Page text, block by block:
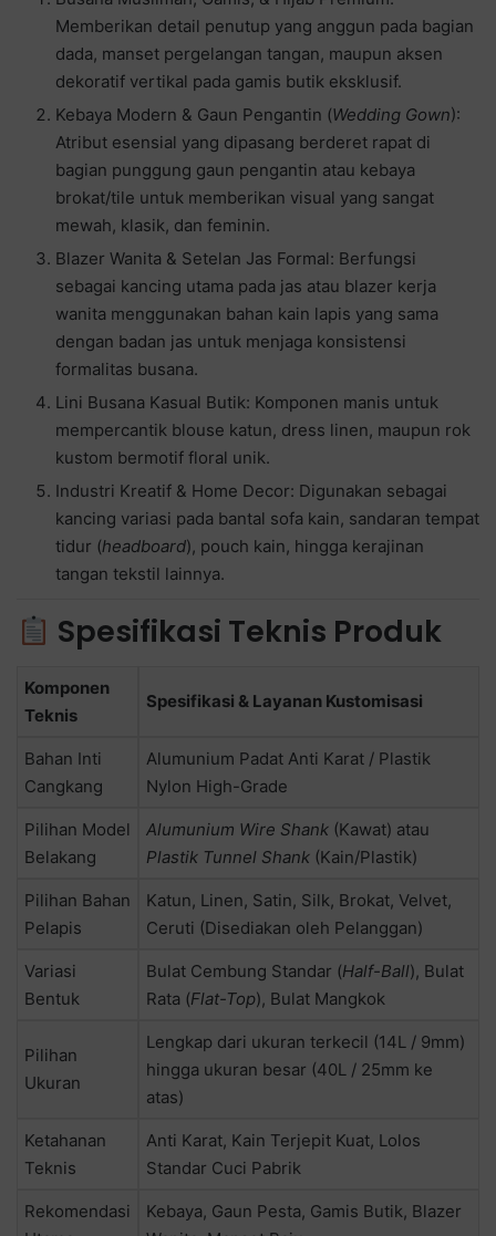
Memberikan detail penutup yang anggun pada bagian
dada, manset pergelangan tangan, maupun aksen
dekoratif vertikal pada gamis butik eksklusif.
Kebaya Modern & Gaun Pengantin (Wedding Gown):
Atribut esensial yang dipasang berderet rapat di
bagian punggung gaun pengantin atau kebaya
brokat/tile untuk memberikan visual yang sangat
mewah, klasik, dan feminin.
Blazer Wanita & Setelan Jas Formal: Berfungsi
sebagai kancing utama pada jas atau blazer kerja
wanita menggunakan bahan kain lapis yang sama
dengan badan jas untuk menjaga konsistensi
formalitas busana.
Lini Busana Kasual Butik: Komponen manis untuk
mempercantik blouse katun, dress linen, maupun rok
kustom bermotif floral unik.
Industri Kreatif & Home Decor: Digunakan sebagai
kancing variasi pada bantal sofa kain, sandaran tempat
tidur (headboard), pouch kain, hingga kerajinan
tangan tekstil lainnya.
Spesifikasi Teknis Produk
Komponen
Teknis
Spesifikasi & Layanan Kustomisasi
Bahan Inti
Cangkang
Alumunium Padat Anti Karat / Plastik
Nylon High-Grade
Pilihan Model
Belakang
Alumunium Wire Shank (Kawat) atau
Plastik Tunnel Shank (Kain/Plastik)
Pilihan Bahan
Pelapis
Katun, Linen, Satin, Silk, Brokat, Velvet,
Ceruti (Disediakan oleh Pelanggan)
Variasi
Bentuk
Bulat Cembung Standar (Half-Ball), Bulat
Rata (Flat-Top), Bulat Mangkok
Pilihan
Ukuran
Lengkap dari ukuran terkecil (14L / 9mm)
hingga ukuran besar (40L / 25mm ke
atas)
Ketahanan
Teknis
Anti Karat, Kain Terjepit Kuat, Lolos
Standar Cuci Pabrik
Rekomendasi
Kebaya, Gaun Pesta, Gamis Butik, Blazer